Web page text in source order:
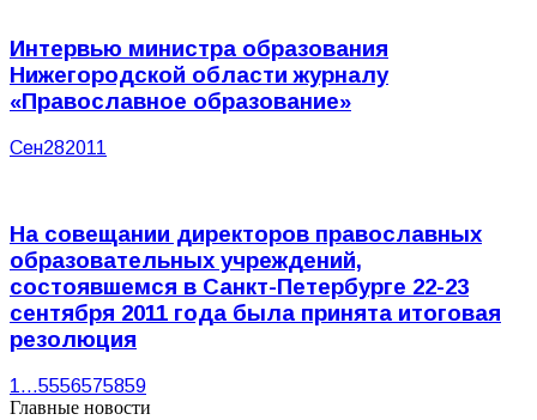
Интервью министра образования
Нижегородской области журналу
«Православное образование»
Сен282011
На совещании директоров православных
образовательных учреждений,
состоявшемся в Санкт-Петербурге 22-23
сентября 2011 года была принята итоговая
резолюция
1…5556575859
Главные новости